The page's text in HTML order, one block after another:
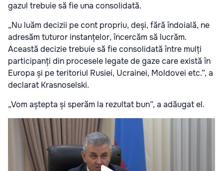
gazul trebuie să fie una consolidată.
„Nu luăm decizii pe cont propriu, deși, fără îndoială, ne
adresăm tuturor instanțelor, încercăm să lucrăm.
Această decizie trebuie să fie consolidată între mulți
participanți din procesele legate de gaze care există în
Europa și pe teritoriul Rusiei, Ucrainei, Moldovei etc.”, a
declarat Krasnoselski.
„Vom aștepta și sperăm la rezultat bun”, a adăugat el.